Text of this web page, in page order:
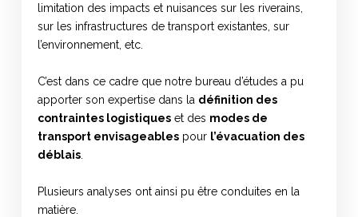
limitation des impacts et nuisances sur les riverains,
sur les infrastructures de transport existantes, sur
l’environnement, etc.
C’est dans ce cadre que notre bureau d’études a pu
apporter son expertise dans la définition des
contraintes logistiqueset des modes de
transport envisageablespour l’évacuation des
déblais.
Plusieurs analyses ont ainsi pu être conduites en la
matière.